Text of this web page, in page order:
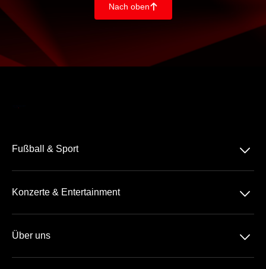
Nach oben􀄨
Fußball & Sport 􀆈
3. Liga
Konzerte & Entertainment 􀆈
Über uns 􀆈